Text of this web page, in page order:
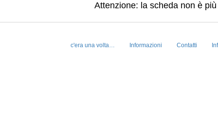
Attenzione: la scheda non è
c'era una volta… Informazioni Contatti